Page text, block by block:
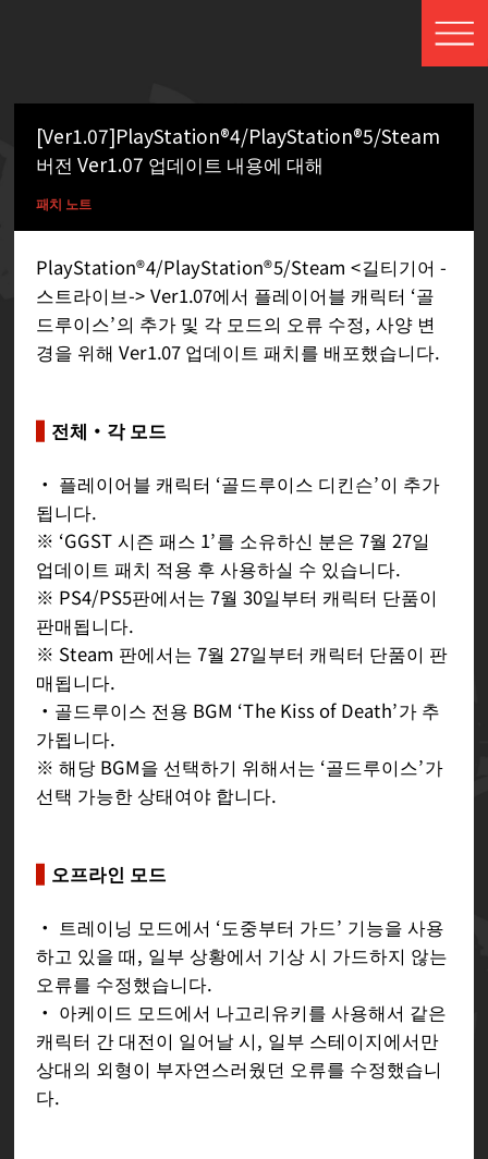
[Ver1.07]PlayStation®4/PlayStation®5/Steam
버전 Ver1.07 업데이트 내용에 대해
패치 노트
PlayStation®4/PlayStation®5/Steam <길티기어 -
스트라이브-> Ver1.07에서 플레이어블 캐릭터 ‘골
드루이스’의 추가 및 각 모드의 오류 수정, 사양 변
경을 위해 Ver1.07 업데이트 패치를 배포했습니다.
전체・각 모드
・ 플레이어블 캐릭터 ‘골드루이스 디킨슨’이 추가
됩니다.
※ ‘GGST 시즌 패스 1’를 소유하신 분은 7월 27일
업데이트 패치 적용 후 사용하실 수 있습니다.
※ PS4/PS5판에서는 7월 30일부터 캐릭터 단품이
판매됩니다.
※ Steam 판에서는 7월 27일부터 캐릭터 단품이 판
매됩니다.
・골드루이스 전용 BGM ‘The Kiss of Death’가 추
가됩니다.
※ 해당 BGM을 선택하기 위해서는 ‘골드루이스’가
선택 가능한 상태여야 합니다.
오프라인 모드
・ 트레이닝 모드에서 ‘도중부터 가드’ 기능을 사용
하고 있을 때, 일부 상황에서 기상 시 가드하지 않는
오류를 수정했습니다.
・ 아케이드 모드에서 나고리유키를 사용해서 같은
캐릭터 간 대전이 일어날 시, 일부 스테이지에서만
상대의 외형이 부자연스러웠던 오류를 수정했습니
다.